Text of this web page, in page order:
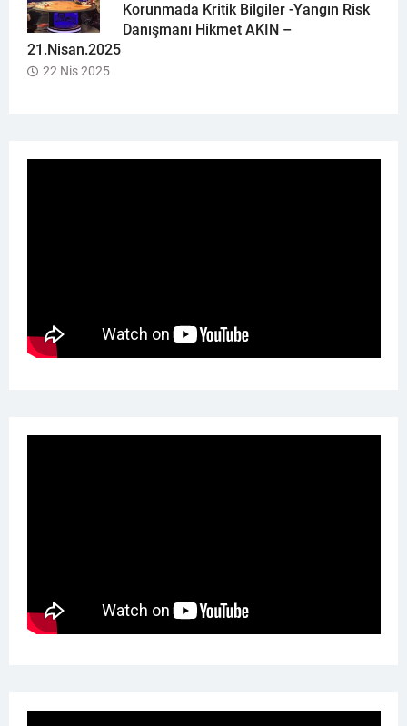
Korunmada Kritik Bilgiler -Yangın Risk
Danışmanı Hikmet AKIN –
21.Nisan.2025
22 Nis 2025